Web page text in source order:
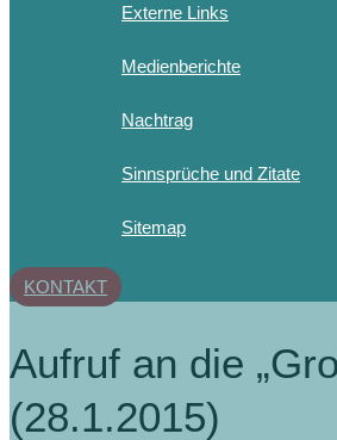
Externe Links
Medienberichte
Nachtrag
Sinnsprüche und Zitate
Sitemap
KONTAKT
Aufruf an die
(28.1.2015)